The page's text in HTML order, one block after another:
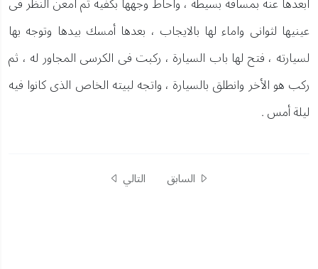
عينيها لثوانى واماء لها بالايجاب ، بعدها أمسك بيدها وتوجه بها
لسيارته ، فتح لها باب السيارة ، ركبت فى الكرسى المجاور له ، ثم
ركب هو الأخر وانطلق بالسيارة ، واتجه لبيته الخاص الذى كانوا فيه
ليلة أمس .
السابق التالي